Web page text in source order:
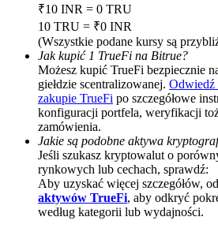
BTC Welcome Rewards
Deposit & Trade BTC to Share
Deposit CASHCAT & Win
Share 500000 CASHCAT prize pool
₹10 INR = 0 TRU
10 TRU = ₹0 INR
(Wszystkie podane kursy są
Jak kupić 1 TrueFi na Bitrue?
Możesz kupić TrueFi bezpiecznie
giełdzie scentralizowanej. Odwiedź
zakupie TrueFi po szczegółowe
konfiguracji portfela, weryfikacji
zamówienia.
Jakie są podobne aktywa
Jeśli szukasz kryptowalut o
rynkowych lub cechach, sprawdź:
Aby uzyskać więcej szczegółów,
aktywów TrueFi, aby odkryć
według kategorii lub wydajności.